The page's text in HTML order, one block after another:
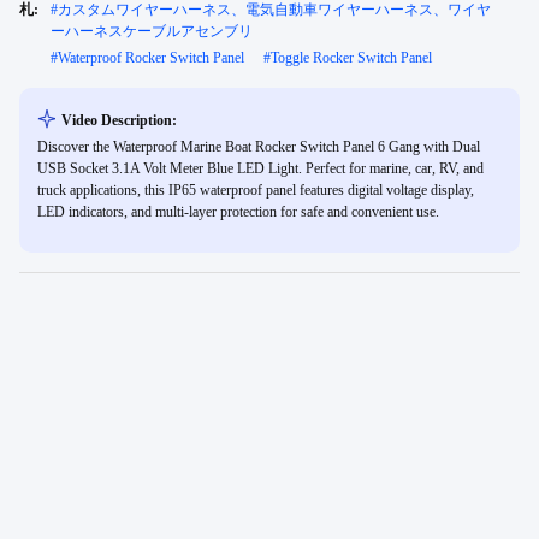
札: #カスタムワイヤーハーネス、電気自動車ワイヤーハーネス、ワイヤ
ーハーネスケーブルアセンブリ
#Waterproof Rocker Switch Panel #Toggle Rocker Switch Panel
Video Description:
Discover the Waterproof Marine Boat Rocker Switch Panel 6 Gang with Dual
USB Socket 3.1A Volt Meter Blue LED Light. Perfect for marine, car, RV, and
truck applications, this IP65 waterproof panel features digital voltage display,
LED indicators, and multi-layer protection for safe and convenient use.